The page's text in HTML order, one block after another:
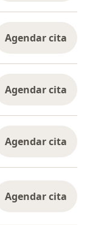
Agendar cita
Agendar cita
Agendar cita
Agendar cita